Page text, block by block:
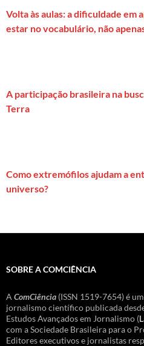
Volta às aulas: a dificuldade
estar no vocabulário, não
A participação brasileira na
Terra
Como extremófilos ajudam a
universo?
SOBRE A COMCIÊNCIA
A ComCiência (ISSN 1519-7654) é
jornalismo científico publicada
Estudos Avançados em Jornalismo (
com a Sociedade Brasileira para o
Editores executivos e jornalistas